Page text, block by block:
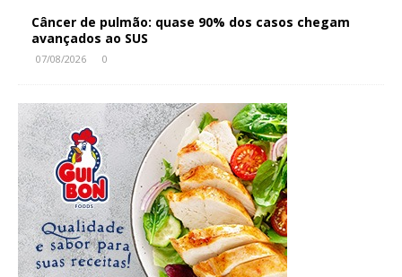
Câncer de pulmão: quase 90% dos casos chegam
avançados ao SUS
07/08/2026 0